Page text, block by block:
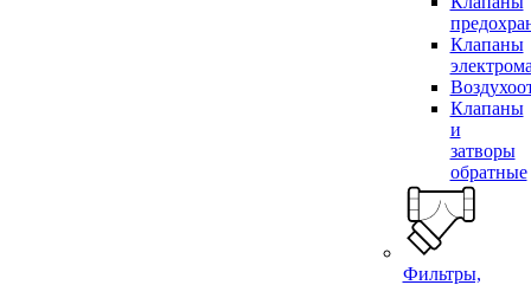
Клапаны
Клапаны
и
затворы
обратные
Фильтры,